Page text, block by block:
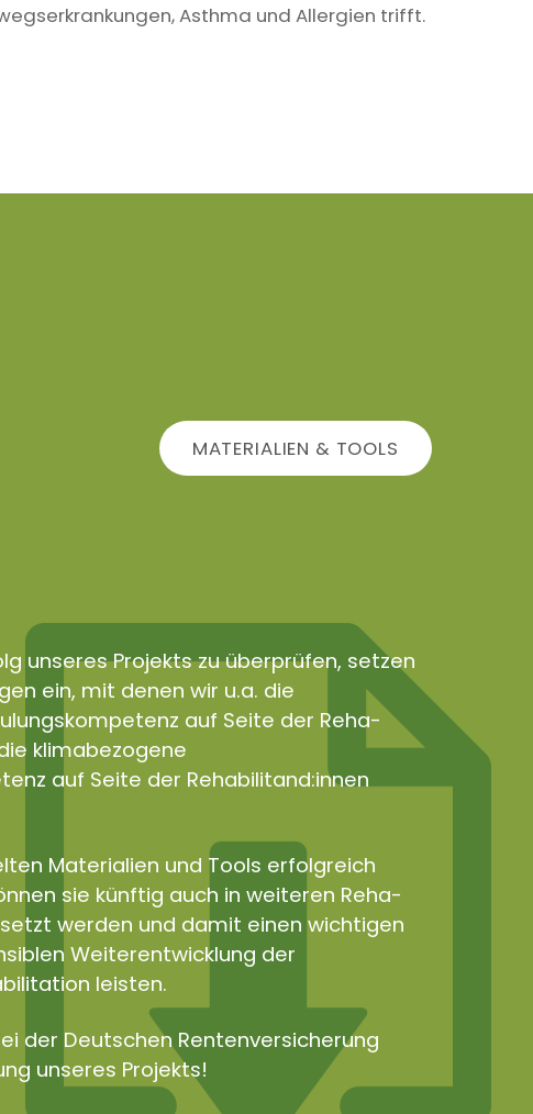
Asthma und Allergien trifft.
MATERIALIEN & TOOLS
unseres Projekts zu überprüfen, setzen
ein, mit denen wir u.a. die
auf Seite der Reha-
klimabezogene
auf Seite der Rehabilitand:innen
Materialien und Tools erfolgreich
sie künftig auch in weiteren Reha-
werden und damit einen wichtigen
Weiterentwicklung der
leisten.
der Deutschen Rentenversicherung
unseres Projekts!